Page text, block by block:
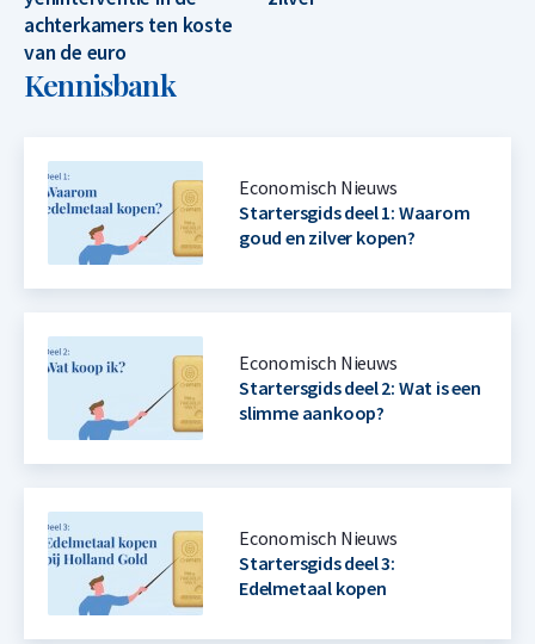
achterkamers ten koste
van de euro
Kennisbank
Economisch Nieuws
Startersgids deel 1: Waarom
goud en zilver kopen?
Economisch Nieuws
Startersgids deel 2: Wat is een
slimme aankoop?
Economisch Nieuws
Startersgids deel 3:
Edelmetaal kopen